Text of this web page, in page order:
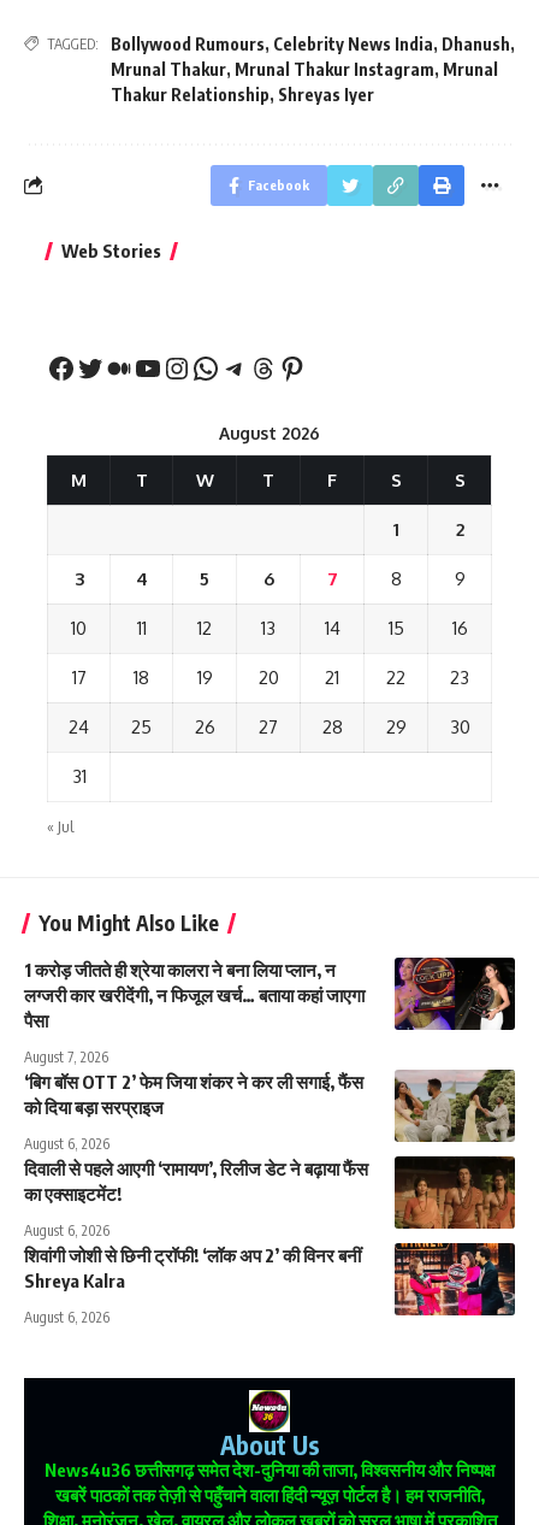
TAGGED: Bollywood Rumours, Celebrity News India, Dhanush,
Mrunal Thakur, Mrunal Thakur Instagram, Mrunal
Thakur Relationship, Shreyas Iyer
Facebook
Web Stories
नीतीश कुमार का पहला
August 2026
M T W T F S S
1 2
3 4 5 6 7 8 9
10 11 12 13 14 15 16
17 18 19 20 21 22 23
24 25 26 27 28 29 30
31
« Jul
You Might Also Like
1 करोड़ जीतते ही श्रेया कालरा ने बना लिया प्लान, न
लग्जरी कार खरीदेंगी, न फिजूल खर्च… बताया कहां जाएगा
पैसा
August 7, 2026
‘बिग बॉस OTT 2’ फेम जिया शंकर ने कर ली सगाई, फैंस
को दिया बड़ा सरप्राइज
August 6, 2026
दिवाली से पहले आएगी ‘रामायण’, रिलीज डेट ने बढ़ाया फैंस
का एक्साइटमेंट!
August 6, 2026
शिवांगी जोशी से छिनी ट्रॉफी! ‘लॉक अप 2’ की विनर बनीं
Shreya Kalra
August 6, 2026
About Us
News4u36छत्तीसगढ़ समेत देश-दुनिया की ताजा, विश्वसनीय और निष्पक्ष
खबरें पाठकों तक तेज़ी से पहुँचाने वाला हिंदी न्यूज़ पोर्टल है। हम राजनीति,
शिक्षा, मनोरंजन, खेल, वायरल और लोकल खबरों को सरल भाषा में प्रकाशित